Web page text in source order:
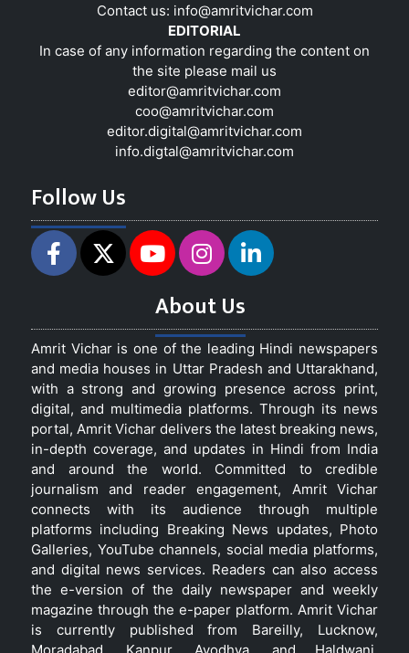
Contact us: info@amritvichar.com
EDITORIAL
In case of any information regarding the content on
the site please mail us
editor@amritvichar.com
coo@amritvichar.com
editor.digital@amritvichar.com
info.digtal@amritvichar.com
Follow Us
About Us
Amrit Vichar is one of the leading Hindi newspapers
and media houses in Uttar Pradesh and Uttarakhand,
with a strong and growing presence across print,
digital, and multimedia platforms. Through its news
portal, Amrit Vichar delivers the latest breaking news,
in-depth coverage, and updates in Hindi from India
and around the world. Committed to credible
journalism and reader engagement, Amrit Vichar
connects with its audience through multiple
platforms including Breaking News updates, Photo
Galleries, YouTube channels, social media platforms,
and digital news services. Readers can also access
the e-version of the daily newspaper and weekly
magazine through the e-paper platform. Amrit Vichar
is currently published from Bareilly, Lucknow,